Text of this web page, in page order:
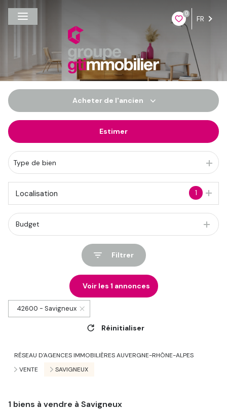
0
FR
Acheter de l'ancien
Du neuf
De l'immo pro
Estimer
Type de bien
1
Localisation
Budget
Filtrer
Voir les 1 annonces
42600 - Savigneux
Réinitialiser
RÉSEAU D'AGENCES IMMOBILIÈRES AUVERGNE-RHÔNE-ALPES
VENTE
SAVIGNEUX
1 biens à vendre à Savigneux